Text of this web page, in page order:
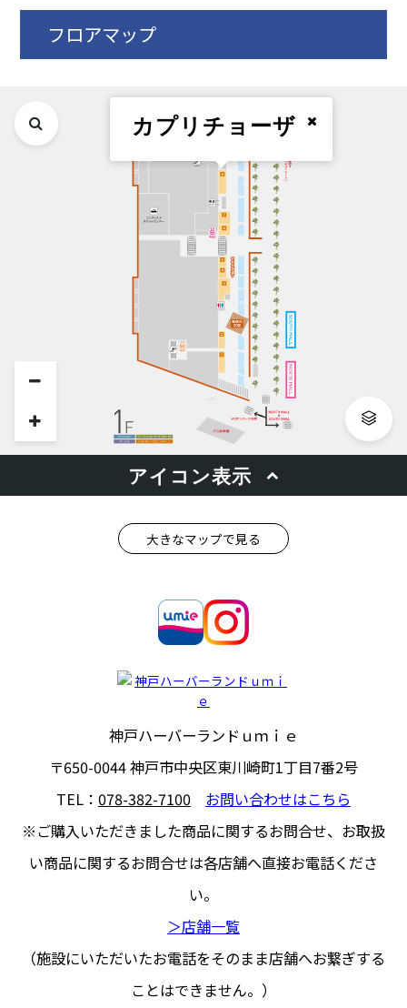
フロアマップ
大きなマップで見る
神戸ハーバーランドｕｍｉｅ
〒650-0044神戸市中央区東川崎町1丁目7番2号
TEL： 078-382-7100
お問い合わせはこちら
※ご購入いただきました商品に関するお問合せ、 お取扱
い商品に関するお問合せは各店舗へ直接お電話くださ
い。
＞店舗一覧
（施設にいただいたお電話をそのまま店舗へお繋ぎする
ことはできません。）